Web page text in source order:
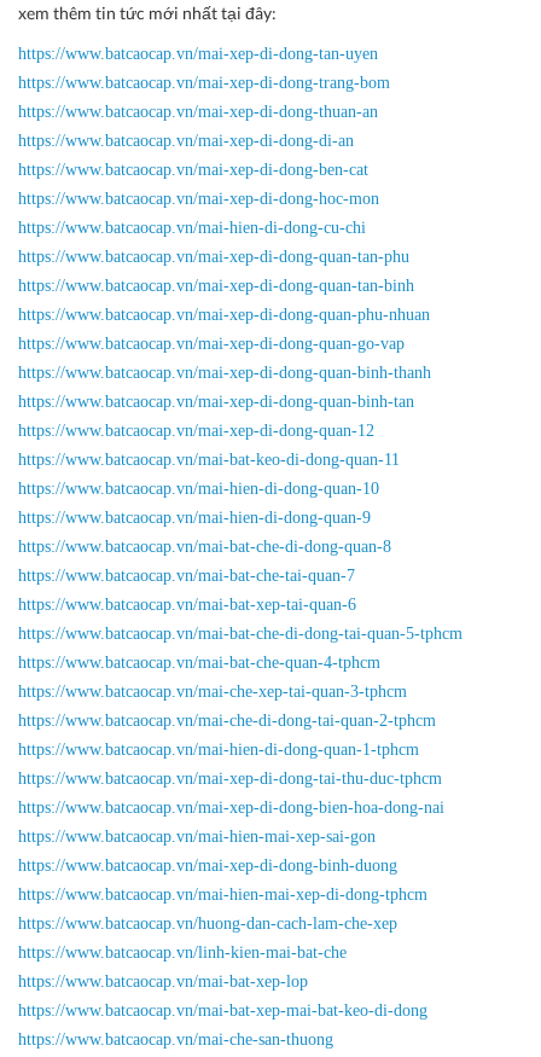
xem thêm tin tức mới nhất tại đây:
https://www.batcaocap.vn/mai-xep-di-dong-tan-uyen
https://www.batcaocap.vn/mai-xep-di-dong-trang-bom
https://www.batcaocap.vn/mai-xep-di-dong-thuan-an
https://www.batcaocap.vn/mai-xep-di-dong-di-an
https://www.batcaocap.vn/mai-xep-di-dong-ben-cat
https://www.batcaocap.vn/mai-xep-di-dong-hoc-mon
https://www.batcaocap.vn/mai-hien-di-dong-cu-chi
https://www.batcaocap.vn/mai-xep-di-dong-quan-tan-phu
https://www.batcaocap.vn/mai-xep-di-dong-quan-tan-binh
https://www.batcaocap.vn/mai-xep-di-dong-quan-phu-nhuan
https://www.batcaocap.vn/mai-xep-di-dong-quan-go-vap
https://www.batcaocap.vn/mai-xep-di-dong-quan-binh-thanh
https://www.batcaocap.vn/mai-xep-di-dong-quan-binh-tan
https://www.batcaocap.vn/mai-xep-di-dong-quan-12
https://www.batcaocap.vn/mai-bat-keo-di-dong-quan-11
https://www.batcaocap.vn/mai-hien-di-dong-quan-10
https://www.batcaocap.vn/mai-hien-di-dong-quan-9
https://www.batcaocap.vn/mai-bat-che-di-dong-quan-8
https://www.batcaocap.vn/mai-bat-che-tai-quan-7
https://www.batcaocap.vn/mai-bat-xep-tai-quan-6
https://www.batcaocap.vn/mai-bat-che-di-dong-tai-quan-5-tphcm
https://www.batcaocap.vn/mai-bat-che-quan-4-tphcm
https://www.batcaocap.vn/mai-che-xep-tai-quan-3-tphcm
https://www.batcaocap.vn/mai-che-di-dong-tai-quan-2-tphcm
https://www.batcaocap.vn/mai-hien-di-dong-quan-1-tphcm
https://www.batcaocap.vn/mai-xep-di-dong-tai-thu-duc-tphcm
https://www.batcaocap.vn/mai-xep-di-dong-bien-hoa-dong-nai
https://www.batcaocap.vn/mai-hien-mai-xep-sai-gon
https://www.batcaocap.vn/mai-xep-di-dong-binh-duong
https://www.batcaocap.vn/mai-hien-mai-xep-di-dong-tphcm
https://www.batcaocap.vn/huong-dan-cach-lam-che-xep
https://www.batcaocap.vn/linh-kien-mai-bat-che
https://www.batcaocap.vn/mai-bat-xep-lop
https://www.batcaocap.vn/mai-bat-xep-mai-bat-keo-di-dong
https://www.batcaocap.vn/mai-che-san-thuong